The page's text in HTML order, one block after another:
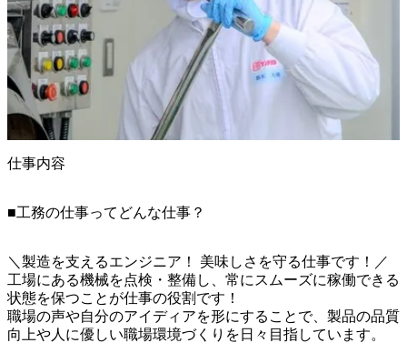
仕事内容
■工務の仕事ってどんな仕事？
＼製造を支えるエンジニア！ 美味しさを守る仕事です！／
工場にある機械を点検・整備し、常にスムーズに稼働できる
状態を保つことが仕事の役割です！
職場の声や自分のアイディアを形にすることで、製品の品質
向上や人に優しい職場環境づくりを日々目指しています。